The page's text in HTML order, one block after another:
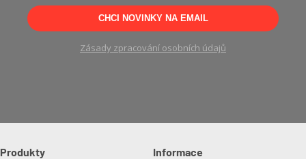
CHCI NOVINKY NA EMAIL
Zásady zpracování osobních údajů
Produkty Informace